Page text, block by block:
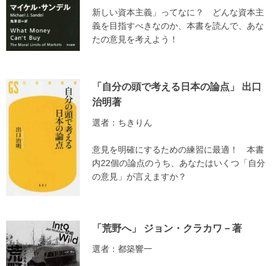
新しい資本主義」ってなに？ どんな資本主
義を目指すべきなのか、本書を読んで、あな
たの意見を考えよう！
「自分の頭で考える日本の論点」 出口
治明著
選者：ちきりん
意見を明確にするための練習に最適！ 本書
内22個の論点のうち、あなたはいくつ「自分
の意見」が言えますか？
「荒野へ」 ジョン・クラカワ－著
選者：都築響一